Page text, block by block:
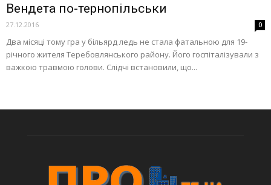
Вендета по-тернопільськи
27.12.2016 0
Два місяці тому гра у більярд ледь не стала фатальною для 19-
річного жителя Теребовлянського району. Його госпіталізували з
важкою травмою голови. Слідчі встановили, що...